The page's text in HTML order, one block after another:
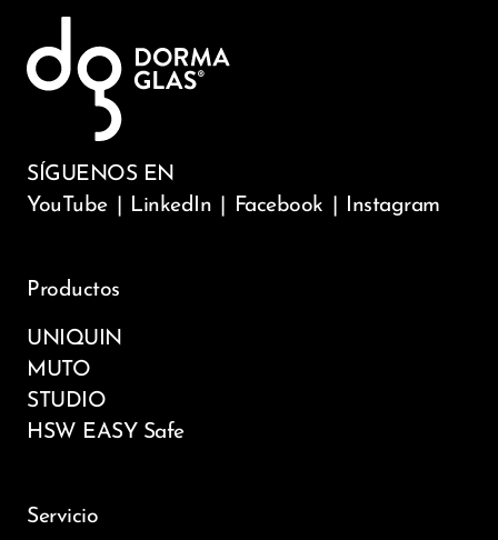
SÍGUENOS EN
YouTube
LinkedIn Facebook Instagram
Productos
UNIQUIN
MUTO
STUDIO
HSW EASY Safe
Servicio